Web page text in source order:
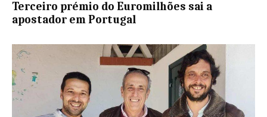
Terceiro prémio do Euromilhões sai a
apostador em Portugal